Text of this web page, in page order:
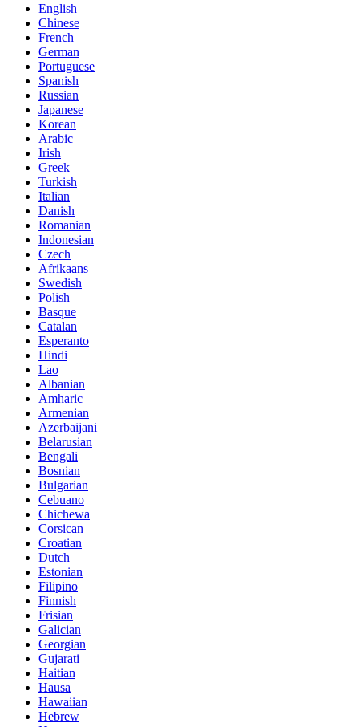
English
Chinese
French
German
Portuguese
Spanish
Russian
Japanese
Korean
Arabic
Irish
Greek
Turkish
Italian
Danish
Romanian
Indonesian
Czech
Afrikaans
Swedish
Polish
Basque
Catalan
Esperanto
Hindi
Lao
Albanian
Amharic
Armenian
Azerbaijani
Belarusian
Bengali
Bosnian
Bulgarian
Cebuano
Chichewa
Corsican
Croatian
Dutch
Estonian
Filipino
Finnish
Frisian
Galician
Georgian
Gujarati
Haitian
Hausa
Hawaiian
Hebrew